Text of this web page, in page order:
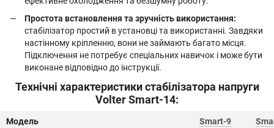
Простота встановлення та зручність використання:
стабілізатор простий в установці та використанні. Завдяки
настінному кріпленню, вони не займають багато місця.
Підключення не потребує спеціальних навичок і може бути
виконане відповідно до інструкції.
Технічні характеристики стабілізатора напруги
Volter Smart-14:
Модель Smart-9